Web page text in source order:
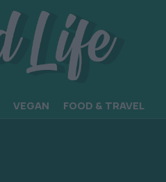
VEGAN FOOD & TRAVEL